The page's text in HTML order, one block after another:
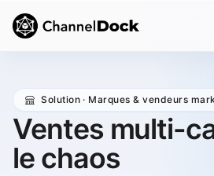
Solution · Marques & vendeurs
Ventes multi-
le chaos